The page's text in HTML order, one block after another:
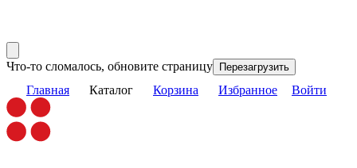
Что-то сломалось, обновите страницу Перезагрузить
Главная Каталог Корзина Избранное Войти